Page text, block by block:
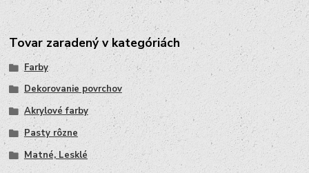
Tovar zaradený v kategóriách
Farby
Dekorovanie povrchov
Akrylové farby
Pasty rôzne
Matné, Lesklé